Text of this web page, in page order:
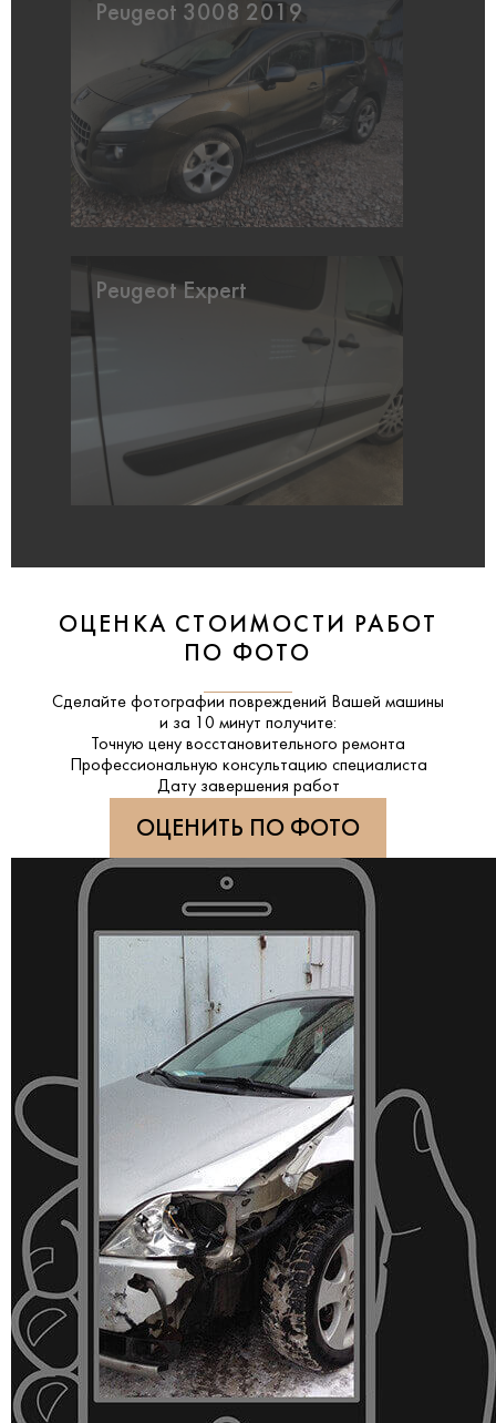
Peugeot 3008 2019
Peugeot Expert
ОЦЕНКА СТОИМОСТИ РАБОТ
ПО ФОТО
Сделайте фотографии повреждений Вашей машины
и за 10 минут получите:
Точную цену восстановительного ремонта
Профессиональную консультацию специалиста
Дату завершения работ
ОЦЕНИТЬ ПО ФОТО